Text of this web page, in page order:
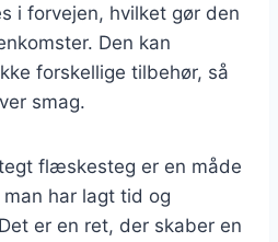
i forvejen, hvilket gør den
Den kan
forskellige tilbehør, så
smag.
flæskesteg er en måde
har lagt tid og
er en ret, der skaber en